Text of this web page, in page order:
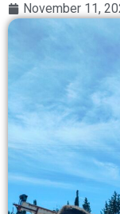
November 11,